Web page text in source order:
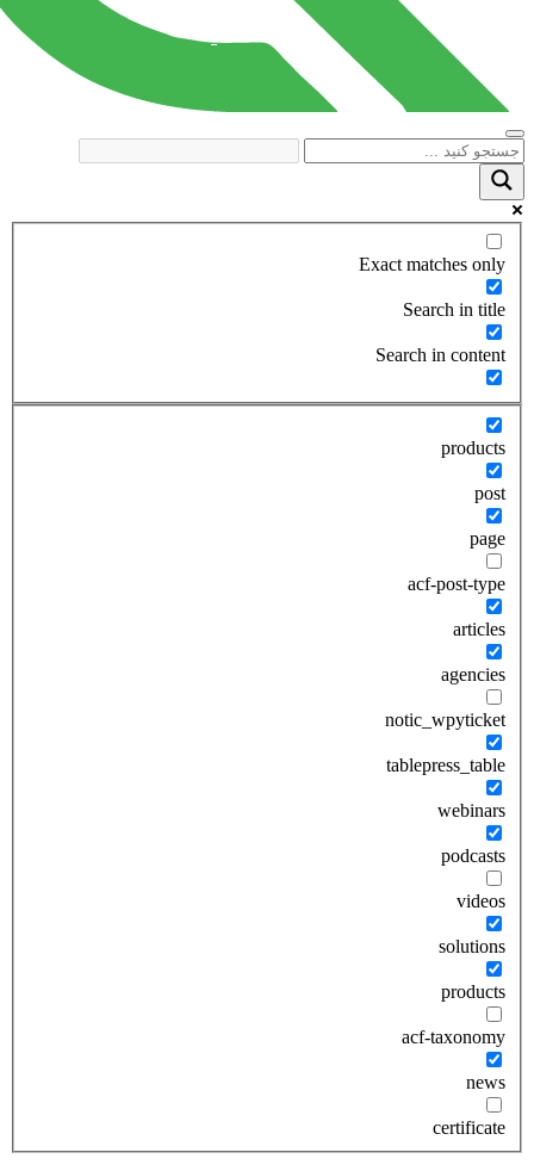
Exact matches only
Search in title
Search in content
products
post
page
acf-post-type
articles
agencies
notic_wpyticket
tablepress_table
webinars
podcasts
videos
solutions
products
acf-taxonomy
news
certificate